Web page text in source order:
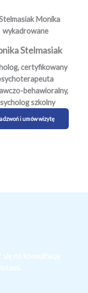
Stelmasiak
certyfikowany
behawioralny,
szkolny
i umów wizytę
się na konsultację